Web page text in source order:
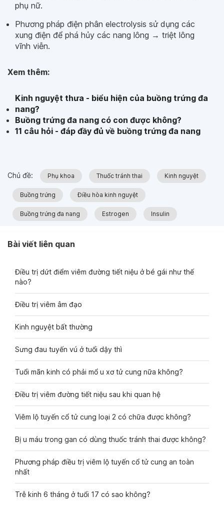
phụ nữ.
Phương pháp điện phân electrolysis sử dụng các
xung điện để phá hủy các nang lông → triệt lông
vĩnh viễn.
Xem thêm:
Kinh nguyệt thưa - biểu hiện của buồng trứng đa
nang?
Buồng trứng đa nang có con được không?
11 câu hỏi - đáp đầy đủ về buồng trứng đa nang
Chủ đề: Phụ khoa Thuốc tránh thai Kinh nguyệt
Buồng trứng Điều hòa kinh nguyệt
Buồng trứng đa nang Estrogen Insulin
Bài viết liên quan
Điều trị dứt điểm viêm đường tiết niệu ở bé gái như thế
nào?
Điều trị viêm âm đạo
Kinh nguyệt bất thường
Sưng đau tuyến vú ở tuổi dậy thì
Tuổi mãn kinh có phải mổ u xơ tử cung nữa không?
Điều trị viêm đường tiết niệu sau khi quan hệ
Viêm lộ tuyến cổ tử cung loại 2 có chữa được không?
Bị u máu trong gan có dùng thuốc tránh thai được không?
Phương pháp điều trị viêm lộ tuyến cổ tử cung an toàn
nhất
Trễ kinh 6 tháng ở tuổi 17 có sao không?